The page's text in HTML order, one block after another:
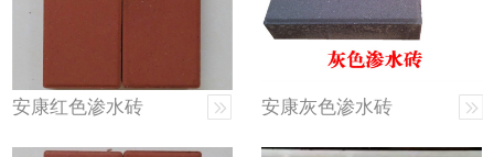
安康红色渗水砖 安康灰色渗水砖